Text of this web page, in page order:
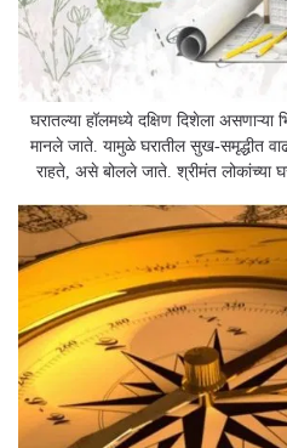
घरातल्या हॉलमध्ये दक्षिण दिशेला असणाऱ्या
मानले जाते. यामुळे घरातील सुख-समृद्धीत
राहते, असे बोलले जाते. श्रीमंत लोकांच्या